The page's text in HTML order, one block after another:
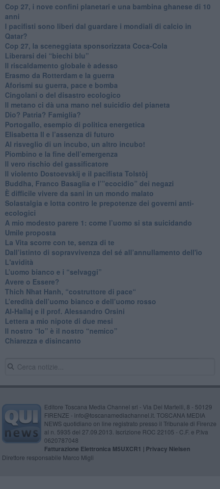
​Cop 27, i nove confini planetari e una bambina ghanese di 10
anni
​I pacifisti sono liberi dal guardare i mondiali di calcio in
Qatar?
​Cop 27, la sceneggiata sponsorizzata Coca-Cola
​Liberarsi dei “biechi blu”
Il riscaldamento globale è adesso
​Erasmo da Rotterdam e la guerra
​Aforismi su guerra, pace e bomba
Cingolani o del disastro ecologico
​Il metano ci dà una mano nel suicidio del pianeta
​Dio? Patria? Famiglia?
Portogallo, esempio di politica energetica
​Elisabetta II e l’assenza di futuro
Al risveglio di un incubo, un altro incubo!
​Piombino e la fine dell’emergenza
​Il vero rischio del gassificatore
​Il violento Dostoevskij e il pacifista Tolstòj
​Buddha, Franco Basaglia e l’”ecocidio” dei negazi
​È difficile vivere da sani in un mondo malato
Solastalgia e lotta contro le prepotenze dei governi anti-
ecologici
​A mio modesto parere 1: come l’uomo si sta suicidando
​Umile proposta
​La Vita scorre con te, senza di te
​Dall’istinto di sopravvivenza del sé all’annullamento dell'io
L'avidità
​L’uomo bianco e i “selvaggi”
​Avere o Essere?
​Thich Nhat Hanh, “costruttore di pace“
​L’eredità dell’uomo bianco e dell’uomo rosso
Al-Hallaj e il prof. Alessandro Orsini
​Lettera a mio nipote di due mesi
​Il nostro “Io” è il nostro “nemico”
​Chiarezza e disincanto
Editore Toscana Media Channel srl - Via Dei Martelli, 8 - 50129
FIRENZE - info@toscanamediachannel.it. TOSCANA MEDIA
NEWS quotidiano on line registrato presso il Tribunale di Firenze
al n. 5935 del 27.09.2013. Iscrizione ROC 22105 - C.F. e P.Iva
0620787048
Fatturazione Elettronica M5UXCR1 | Privacy Nielsen
Direttore responsabile Marco Migli